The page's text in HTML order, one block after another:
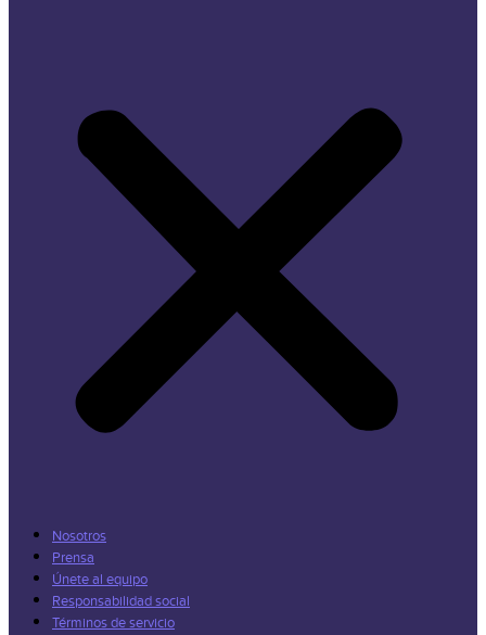
Nosotros
Prensa
Únete al equipo
Responsabilidad social
Términos de servicio